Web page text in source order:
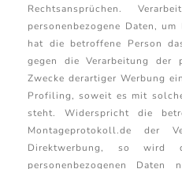
Rechtsansprüchen.
personenbezogene Daten,
hat die betroffene Person
gegen die Verarbeitung der
Zwecke derartiger Werbung
Profiling, soweit es mit
steht. Widerspricht die
Montageprotokoll.de der
Direktwerbung, so wird
personenbezogenen